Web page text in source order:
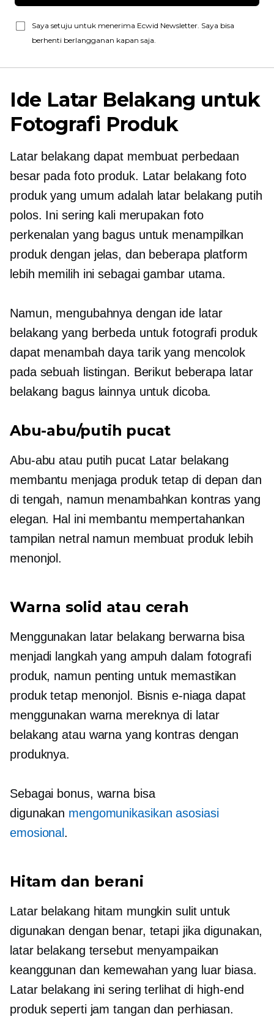
Saya setuju untuk menerima Ecwid Newsletter. Saya bisa
berhenti berlangganan kapan saja.
Ide Latar Belakang untuk
Fotografi Produk
Latar belakang dapat membuat perbedaan
besar pada foto produk. Latar belakang foto
produk yang umum adalah latar belakang putih
polos. Ini sering kali merupakan foto
perkenalan yang bagus untuk menampilkan
produk dengan jelas, dan beberapa platform
lebih memilih ini sebagai gambar utama.
Namun, mengubahnya dengan ide latar
belakang yang berbeda untuk fotografi produk
dapat menambah daya tarik yang mencolok
pada sebuah listingan. Berikut beberapa latar
belakang bagus lainnya untuk dicoba.
Abu-abu/putih pucat
Abu-abu atau putih pucatLatar belakang
membantu menjaga produk tetap di depan dan
di tengah, namun menambahkan kontras yang
elegan. Hal ini membantu mempertahankan
tampilan netral namun membuat produk lebih
menonjol.
Warna solid atau cerah
Menggunakan latar belakang berwarna bisa
menjadi langkah yang ampuh dalam fotografi
produk, namun penting untuk memastikan
produk tetap menonjol. Bisnis e-niaga dapat
menggunakan warna mereknya di latar
belakang atau warna yang kontras dengan
produknya.
Sebagai bonus, warna bisa
digunakan mengomunikasikan asosiasi
emosional .
Hitam dan berani
Latar belakang hitam mungkin sulit untuk
digunakan dengan benar, tetapi jika digunakan,
latar belakang tersebut menyampaikan
keanggunan dan kemewahan yang luar biasa.
Latar belakang ini sering terlihat di high-end
produk seperti jam tangan dan perhiasan.